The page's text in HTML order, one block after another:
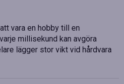
vara en hobby till en
millisekund kan avgöra
lägger stor vikt vid hårdvara